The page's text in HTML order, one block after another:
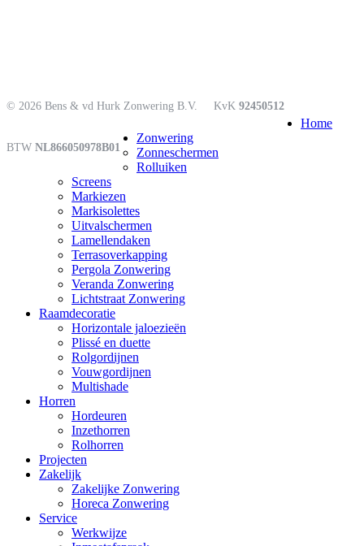
© 2026 Bens & vd Hurk Zonwering B.V. KvK 92450512
BTW NL866050978B01
Close
Home
Zonwering
Zonneschermen
Rolluiken
Screens
Markiezen
Markisolettes
Uitvalschermen
Lamellendaken
Terrasoverkapping
Pergola Zonwering
Veranda Zonwering
Lichtstraat Zonwering
Raamdecoratie
Horizontale jaloezieën
Plissé en duette
Rolgordijnen
Vouwgordijnen
Multishade
Horren
Hordeuren
Inzethorren
Rolhorren
Projecten
Zakelijk
Zakelijke Zonwering
Horeca Zonwering
Service
Werkwijze